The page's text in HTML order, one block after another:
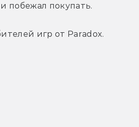
побежал покупать.
игр от Paradox.